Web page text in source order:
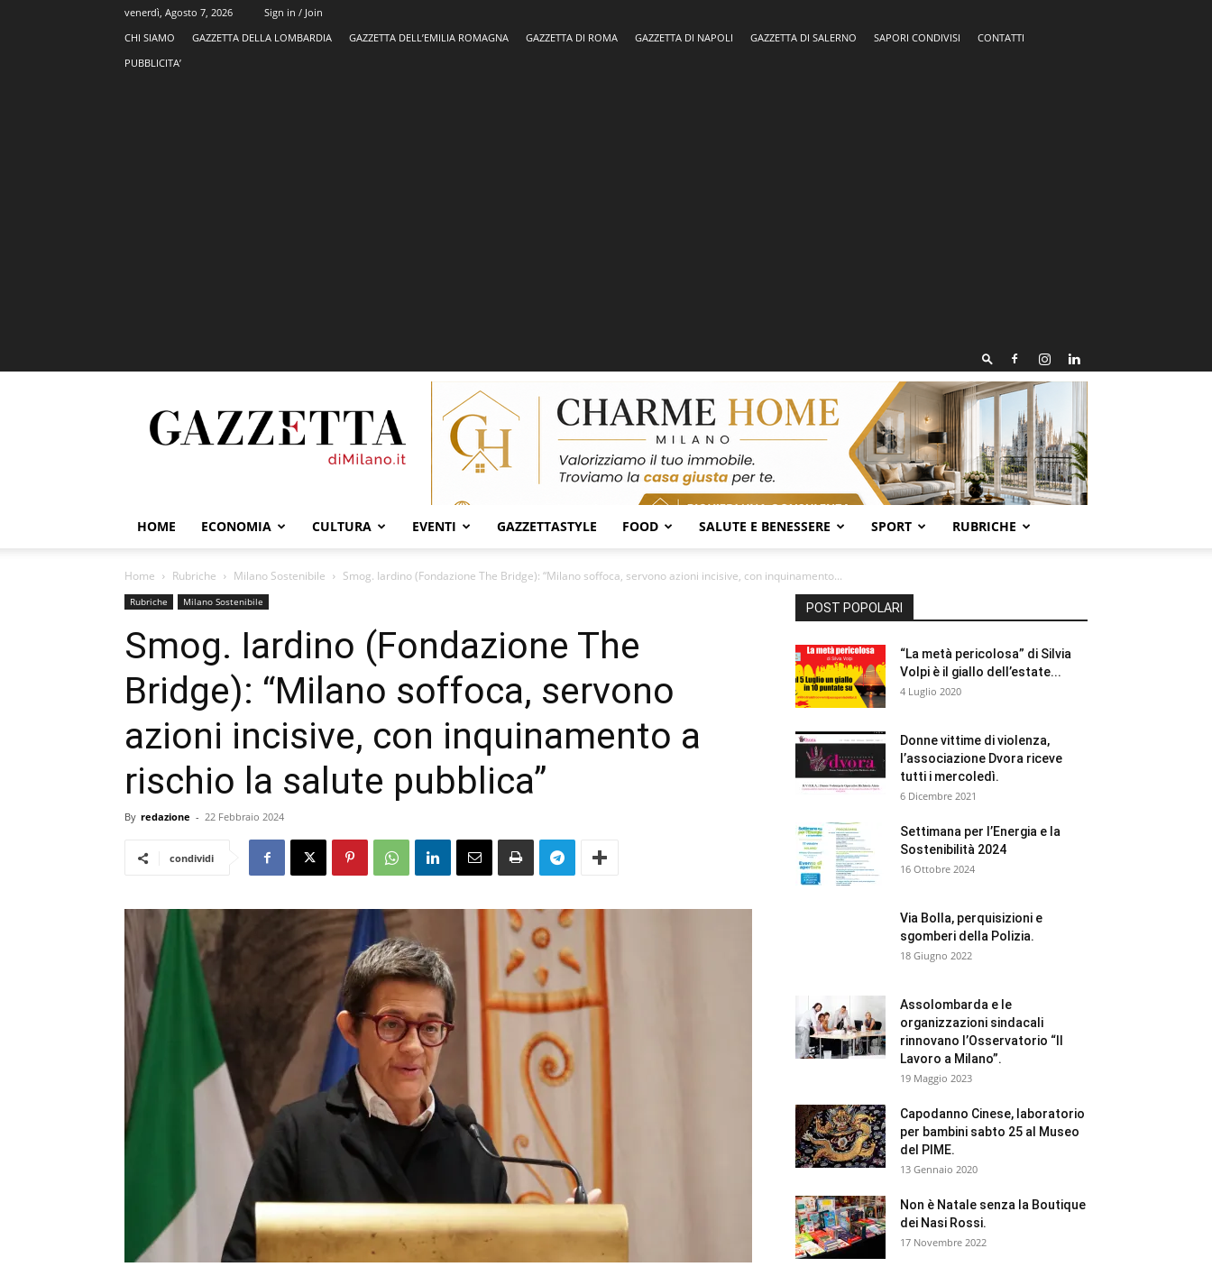
venerdì, Agosto 7, 2026
Sign in / Join
CHI SIAMO
GAZZETTA DELLA LOMBARDIA GAZZETTA DELL’EMILIA ROMAGNA GAZZETTA DI ROMA GAZZETTA DI NAPOLI GAZZETTA DI SALERNO SAPORI CONDIVISI
CONTATTI
PUBBLICITA’
HOME ECONOMIA CULTURA EVENTI GAZZETTASTYLE FOOD SALUTE E BENESSERE SPORT RUBRICHE
Home Rubriche Milano Sostenibile Smog. Iardino (Fondazione The Bridge): “Milano soffoca, servono azioni incisive, con inquinamento...
Rubriche Milano Sostenibile
Smog. Iardino (Fondazione The
Bridge): “Milano soffoca, servono
azioni incisive, con inquinamento a
rischio la salute pubblica”
By redazione - 22 Febbraio 2024
condividi
POST POPOLARI
“La metà pericolosa” di Silvia
Volpi è il giallo dell’estate...
4 Luglio 2020
Donne vittime di violenza,
l’associazione Dvora riceve
tutti i mercoledì.
6 Dicembre 2021
Settimana per l’Energia e la
Sostenibilità 2024
16 Ottobre 2024
Via Bolla, perquisizioni e
sgomberi della Polizia.
18 Giugno 2022
Assolombarda e le
organizzazioni sindacali
rinnovano l’Osservatorio “Il
Lavoro a Milano”.
19 Maggio 2023
Capodanno Cinese, laboratorio
per bambini sabto 25 al Museo
del PIME.
13 Gennaio 2020
Non è Natale senza la Boutique
dei Nasi Rossi.
17 Novembre 2022